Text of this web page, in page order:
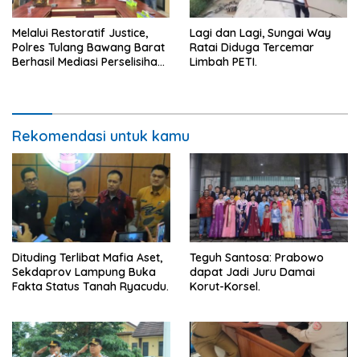
Melalui Restoratif Justice,
Polres Tulang Bawang Barat
Berhasil Mediasi Perselisihan
Lagi dan Lagi, Sungai Way
Ratai Diduga Tercemar
Limbah PETI.
Rekomendasi untuk kamu
Dituding Terlibat Mafia Aset,
Sekdaprov Lampung Buka
Fakta Status Tanah Ryacudu.
Teguh Santosa: Prabowo
dapat Jadi Juru Damai
Korut-Korsel.